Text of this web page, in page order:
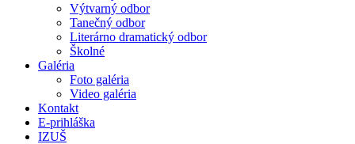
Výtvarný odbor
Tanečný odbor
Literárno dramatický odbor
Školné
Galéria
Foto galéria
Video galéria
Kontakt
E-prihláška
IZUŠ